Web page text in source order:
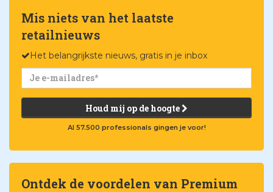
Mis niets van het laatste
retailnieuws
Het belangrijkste nieuws, gratis in je inbox
Houd mij op de hoogte
Al 57.500 professionals gingen je voor!
Ontdek de voordelen van Premium